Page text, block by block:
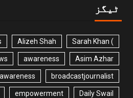
ٹیگز
) Sarah Khan
Alizeh Shah
Asim Azhar
awareness
broadcastjournalist
Daily Swail
empowerment